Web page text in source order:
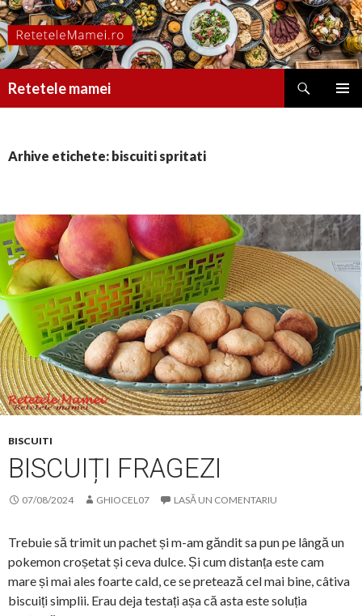
Retetele mamei
Arhive etichete: biscuiti spritati
BISCUITI
BISCUIȚI FRAGEZI
07/08/2024 GHIOCEL07 LASĂ UN COMENTARIU
Trebuie să trimit un pachet și m-am găndit sa pun pe lângă un
pokemon croșetat și ceva dulce. Și cum distanța este cam
mare și mai ales foarte cald, ce se pretează cel mai bine, câtiva
biscuiți simplii. Erau deja testați așa că asta este soluția